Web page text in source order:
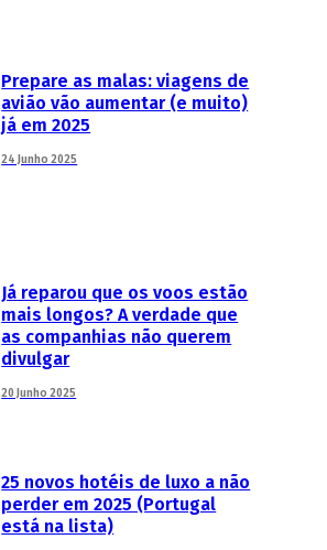
Prepare as malas: viagens de
avião vão aumentar (e muito)
já em 2025
24 Junho 2025
Já reparou que os voos estão
mais longos? A verdade que
as companhias não querem
divulgar
20 Junho 2025
25 novos hotéis de luxo a não
perder em 2025 (Portugal
está na lista)